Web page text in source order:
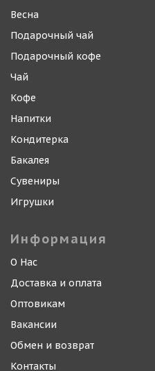
Весна
Подарочный чай
Подарочный кофе
Чай
Кофе
Напитки
Кондитерка
Бакалея
Сувениры
Игрушки
Информация
О Нас
Доставка и оплата
Оптовикам
Вакансии
Обмен и возврат
Контакты